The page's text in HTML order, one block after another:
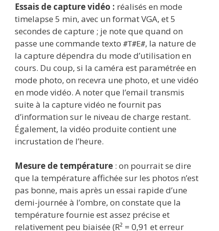
Essais de capture vidéo : réalisés en mode
timelapse 5 min, avec un format VGA, et 5
secondes de capture ; je note que quand on
passe une commande texto #T#E#, la nature de
la capture dépendra du mode d’utilisation en
cours. Du coup, si la caméra est paramétrée en
mode photo, on recevra une photo, et une vidéo
en mode vidéo. A noter que l’email transmis
suite à la capture vidéo ne fournit pas
d’information sur le niveau de charge restant.
Également, la vidéo produite contient une
incrustation de l’heure.
Mesure de température : on pourrait se dire
que la température affichée sur les photos n’est
pas bonne, mais après un essai rapide d’une
demi-journée à l’ombre, on constate que la
température fournie est assez précise et
relativement peu biaisée (R² = 0,91 et erreur